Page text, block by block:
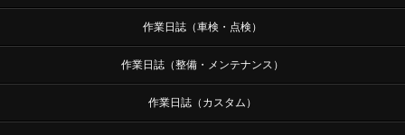
作業日誌（車検・点検）
作業日誌（整備・メンテナンス）
作業日誌（カスタム）